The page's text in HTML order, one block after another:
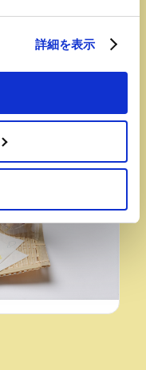
詳細を表示